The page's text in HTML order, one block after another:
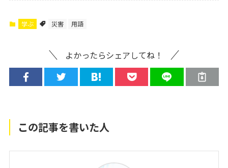
学ぶ 災害 用語
よかったらシェアしてね！
この記事を書いた人